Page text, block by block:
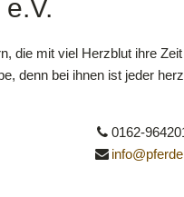
die mit viel Herzblut ihre
denn bei ihnen ist jeder
0162-